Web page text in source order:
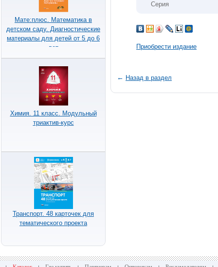
Мате:плюс. Математика в
детском саду. Диагностические
материалы для детей от 5 до 6
лет
Химия. 11 класс. Модульный
триактив-курс
Транспорт. 48 карточек для
тематического проекта
Серия
Приобрести издание
← Назад в раздел